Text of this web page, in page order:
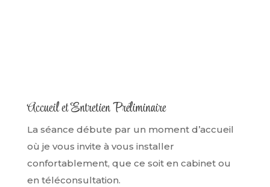
Accueil et Entretien Préliminaire
La séance débute par un moment d’accueil
où je vous invite à vous installer
confortablement, que ce soit en cabinet ou
en téléconsultation.